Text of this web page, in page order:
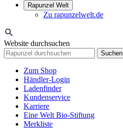
Rapunzel Welt
Zu rapunzelwelt.de
Website durchsuchen
Suchen
Zum Shop
Händler-Login
Ladenfinder
Kundenservice
Karriere
Eine Welt Bio-Stiftung
Merkliste